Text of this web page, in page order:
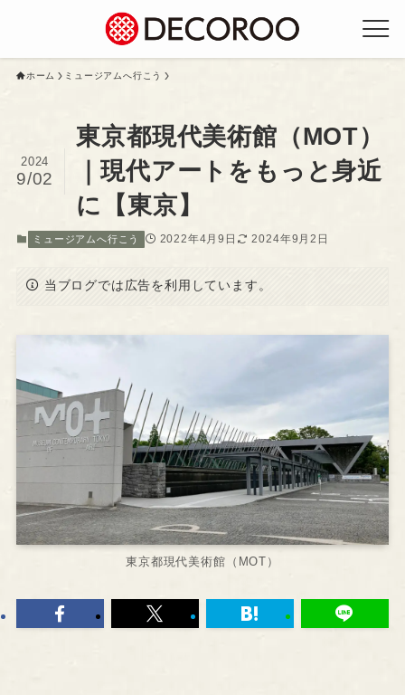
ホーム ミュージアムへ行こう
東京都現代美術館（MOT）
｜現代アートをもっと身近
に【東京】
2024
9/02
ミュージアムへ行こう 2022年4月9日 2024年9月2日
当ブログでは広告を利用しています。
東京都現代美術館（MOT）